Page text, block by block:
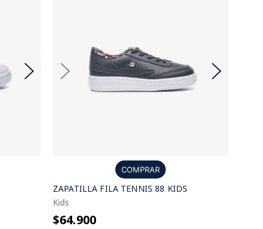
COMPRAR
ZAPATILLA FILA TENNIS 88 KIDS
Kids
$64.900